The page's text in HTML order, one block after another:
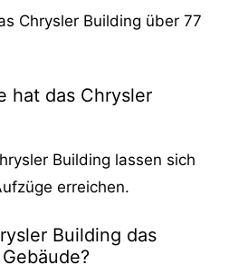
Chrysler Building über 77
hat das Chrysler
Building lassen sich
erreichen.
Building das